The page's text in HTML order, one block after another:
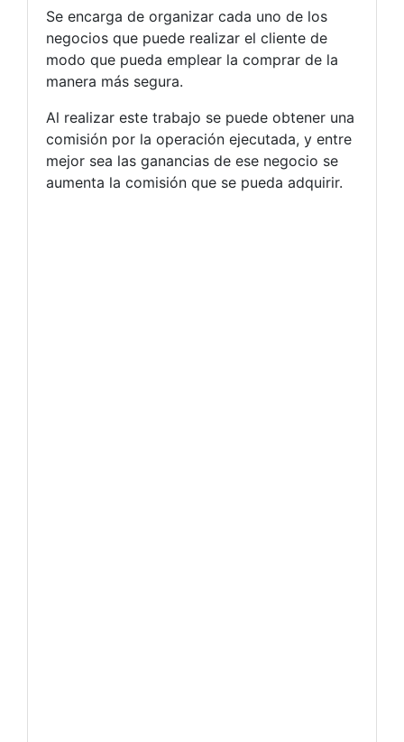
Se encarga de organizar cada uno de los
negocios que puede realizar el cliente de
modo que pueda emplear la comprar de la
manera más segura.
Al realizar este trabajo se puede obtener una
comisión por la operación ejecutada, y entre
mejor sea las ganancias de ese negocio se
aumenta la comisión que se pueda adquirir.